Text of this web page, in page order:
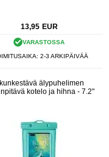
13,95 EUR
VARASTOSSA
2-3 ARKIPÄIVÄÄ
älypuhelimen
kotelo ja hihna - 7.2"